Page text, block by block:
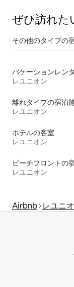
ぜひ訪⁠れ⁠た⁠
その他のタ⁠イ⁠プ⁠の
バケーションレン
レユニオン
離れタイプの宿泊
レユニオン
ホテルの客室
レユニオン
ビーチフロントの
レユニオン
Airbnb レユニ